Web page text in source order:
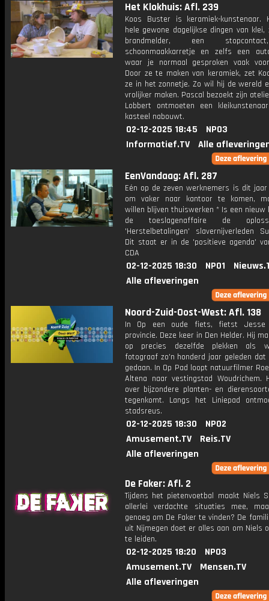
Het Klokhuis: Afl. 239
Koos Buster is keramiek-kunstenaar.
hele gewone dagelijkse dingen van klei,
brandmelder, een
schoonmaakkarretje en zelfs een
waar je normaal gesproken vaak
Door ze te maken van keramiek, zet
ze in het zonnetje. Zo wil hij de wereld
vrolijker maken. Pascal bezoekt zijn
Lobbert ontmoeten een
kasteel nabouwt.
02-12-2025 18:45
NPO3
Informatief.TV
Alle
EenVandaag: Afl. 287
Eén op de zeven werknemers is dit jaar
om vaker naar kantoor te komen,
willen blijven thuiswerken * Is een nieuw
de toeslagenaffaire de
'Herstelbetalingen' slavernijverleden
Dit staat er in de 'positieve agenda'
CDA
02-12-2025 18:30 NPO1
Alle afleveringen
Noord-Zuid-Oost-West: Afl. 138
In Op een oude fiets, fietst Jesse
provincie. Deze keer in Den Helder. Hij
op precies dezelfde plekken als
fotograaf zo'n honderd jaar geleden dat
gedaan. In Op Pad loopt natuurfilmer
Altena naar vestingstad Woudrichem.
over bijzondere planten- en
tegenkomt. Langs het Liniepad
stadsreus.
02-12-2025 18:30
NPO2
Amusement.TV
Reis.TV
Alle afleveringen
De Faker: Afl. 2
Tijdens het pietenvoetbal maakt Niels
allerlei verdachte situaties mee,
genoeg om De Faker te vinden? De
uit Nijmegen doet er alles aan om Niels
te leiden.
02-12-2025 18:20
NPO3
Amusement.TV
Mensen.TV
Alle afleveringen